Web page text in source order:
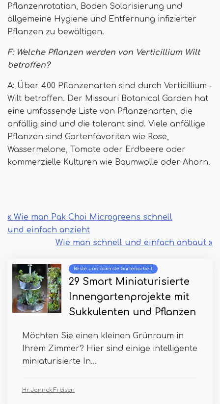
Pflanzenrotation, Boden Solarisierung und
allgemeine Hygiene und Entfernung infizierter
Pflanzen zu bewältigen.
F: Welche Pflanzen werden von Verticillium Wilt
betroffen?
A: Über 400 Pflanzenarten sind durch Verticillium -
Wilt betroffen. Der Missouri Botanical Garden hat
eine umfassende Liste von Pflanzenarten, die
anfällig sind und die tolerant sind. Viele anfällige
Pflanzen sind Gartenfavoriten wie Rose,
Wassermelone, Tomate oder Erdbeere oder
kommerzielle Kulturen wie Baumwolle oder Ahorn.
« Wie man Pak Choi Microgreens schnell
und einfach anzieht
Wie man schnell und einfach anbaut »
Beste und oberste Gartenarbeit
29 Smart Miniaturisierte
Innengartenprojekte mit
Sukkulenten und Pflanzen
Möchten Sie einen kleinen Grünraum in
Ihrem Zimmer? Hier sind einige intelligente
miniaturisierte In...
Hr. Jannek Freisen